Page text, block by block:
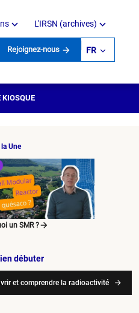
L'IRSN (archives)
Rejoignez-nous FR
KIOSQUE
Une
un SMR ?
débuter
et comprendre la radioactivité